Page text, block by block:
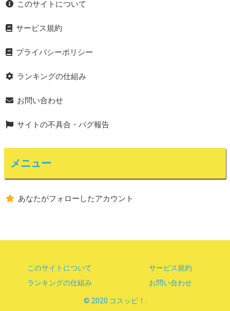
このサイトについて
サービス規約
プライバシーポリシー
ランキングの仕組み
お問い合わせ
サイトの不具合・バグ報告
メニュー
あなたがフォローしたアカウント
このサイトについて
サービス規約
ランキングの仕組み
お問い合わせ
© 2020 コスッピ！.